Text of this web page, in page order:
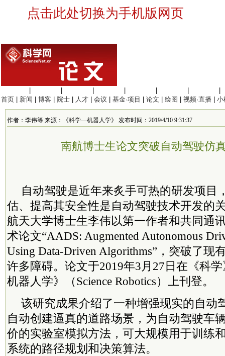
点击此处切换为手机版网页
首页
新闻 博客 院士 人才 会议 基金·项目 论文 绘图 视频·直播 小
作者：李伟等 来源：《科学—机器人学》 发布时间：2019/4/10 9:31:37
南航博士生论文突破自动驾驶仿
自动驾驶是近年来炙手可热的研发项目
估、提高其安全性是自动驾驶技术开发的
航天大学博士生李伟以第一作者和共同通
术论文“AADS: Augmented Autonomous
Using Data-Driven Algorithms”，突破了现
许多障碍。论文于2019年3月27日在《科
机器人学》（Science Robotics）上刊登。
该研究成果介绍了一种增强现实的自动
自动创建逼真的道路场景，为自动驾驶车
价的实验室模拟方法，可大规模用于训练
系统的路径规划和决策算法。